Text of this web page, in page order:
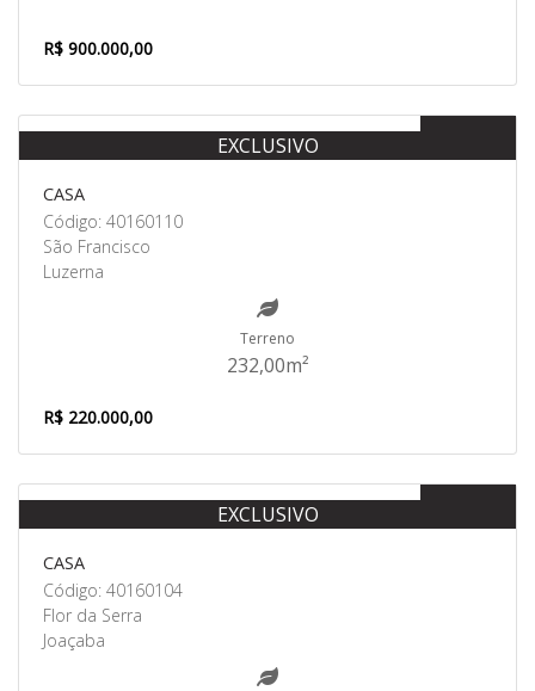
R$ 900.000,00
EXCLUSIVO
CASA
Código: 40160110
São Francisco
Luzerna
Terreno
232,00m²
R$ 220.000,00
EXCLUSIVO
CASA
Código: 40160104
Flor da Serra
Joaçaba